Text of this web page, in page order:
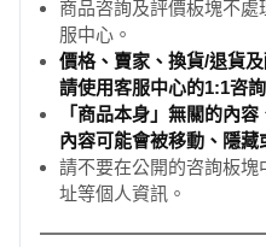
商品咨詢及評價板塊不
服中心。
價格、賣家、換貨/退貨
請使用客服中心的1:1咨詢
「商品本身」無關的內
內容可能會被移動、隱藏
請不要在公開的咨詢板
址等個人資訊。